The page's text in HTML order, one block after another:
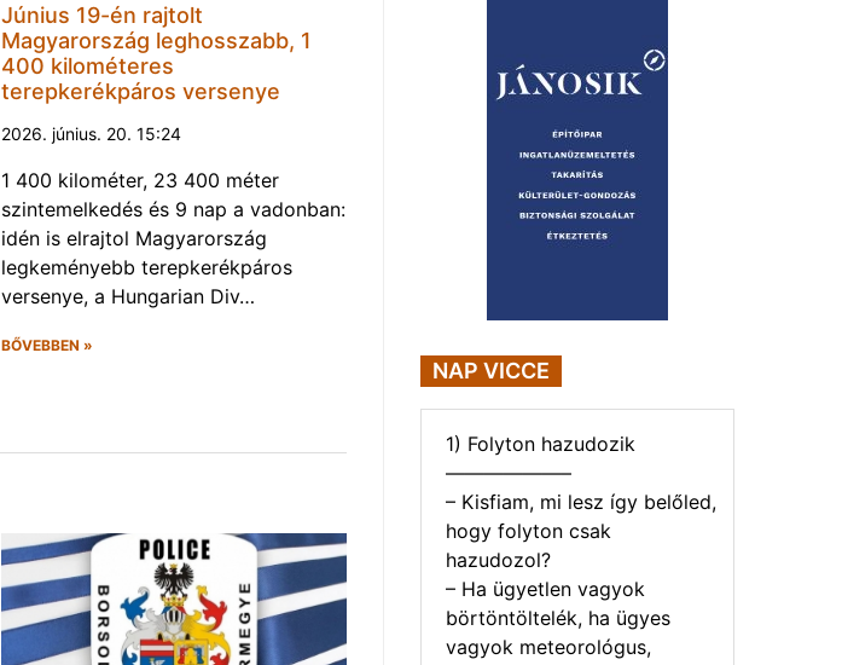
Június 19-én rajtolt
Magyarország leghosszabb, 1
400 kilométeres
terepkerékpáros versenye
2026. június. 20. 15:24
1 400 kilométer, 23 400 méter
szintemelkedés és 9 nap a vadonban:
idén is elrajtol Magyarország
legkeményebb terepkerékpáros
versenye, a Hungarian Div…
BŐVEBBEN »
NAP VICCE
1) Folyton hazudozik
——————–
– Kisfiam, mi lesz így belőled,
hogy folyton csak
hazudozol?
– Ha ügyetlen vagyok
börtöntöltelék, ha ügyes
vagyok meteorológus,